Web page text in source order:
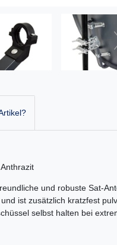
und robuste Sat-
ist zusätzlich kratzfest
selbst halten bei